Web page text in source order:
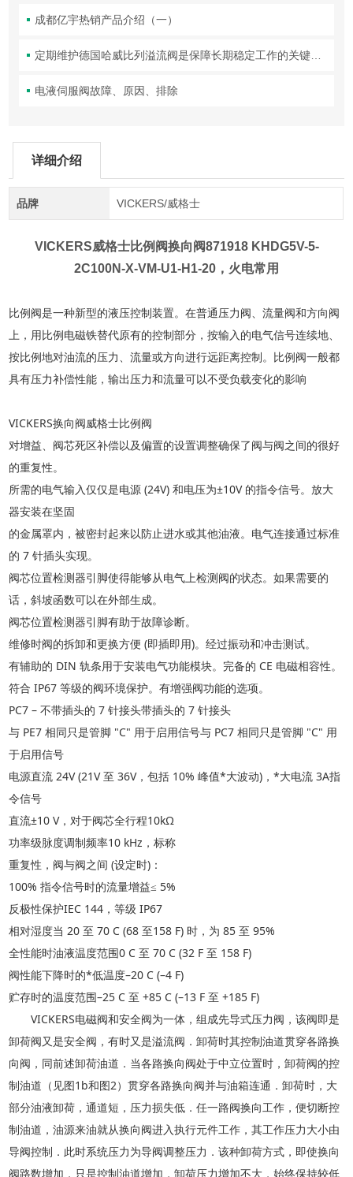
成都亿宇热销产品介绍（一）
定期维护德国哈威比列溢流阀是保障长期稳定工作的关键举措
电液伺服阀故障、原因、排除
详细介绍
品牌 VICKERS/威格士
VICKERS威格士比例阀换向阀871918 KHDG5V-5-
2C100N-X-VM-U1-H1-20，火电常用
比例阀是一种新型的液压控制装置。在普通压力阀、流量阀和方向阀
上，用比例电磁铁替代原有的控制部分，按输入的电气信号连续地、
按比例地对油流的压力、流量或方向进行远距离控制。比例阀一般都
具有压力补偿性能，输出压力和流量可以不受负载变化的影响
VICKERS换向阀威格士比例阀
对增益、阀芯死区补偿以及偏置的设置调整确保了阀与阀之间的很好
的重复性。
所需的电气输入仅仅是电源 (24V) 和电压为±10V 的指令信号。放大
器安装在坚固
的金属罩内，被密封起来以防止进水或其他油液。电气连接通过标准
的 7 针插头实现。
阀芯位置检测器引脚使得能够从电气上检测阀的状态。如果需要的
话，斜坡函数可以在外部生成。
阀芯位置检测器引脚有助于故障诊断。
维修时阀的拆卸和更换方便 (即插即用)。经过振动和冲击测试。
有辅助的 DIN 轨条用于安装电气功能模块。完备的 CE 电磁相容性。
符合 IP67 等级的阀环境保护。有增强阀功能的选项。
PC7 – 不带插头的 7 针接头带插头的 7 针接头
与 PE7 相同只是管脚 "C" 用于启用信号与 PC7 相同只是管脚 "C" 用
于启用信号
电源直流 24V (21V 至 36V，包括 10% 峰值*大波动)，*大电流 3A指
令信号
直流±10 V，对于阀芯全行程10kΩ
功率级脉度调制频率10 kHz，标称
重复性，阀与阀之间 (设定时)：
100% 指令信号时的流量增益≤ 5%
反极性保护IEC 144，等级 IP67
相对湿度当 20 至 70 C (68 至158 F) 时，为 85 至 95%
全性能时油液温度范围0 C 至 70 C (32 F 至 158 F)
阀性能下降时的*低温度–20 C (–4 F)
贮存时的温度范围–25 C 至 +85 C (–13 F 至 +185 F)
VICKERS电磁阀和安全阀为一体，组成先导式压力阀，该阀即是
卸荷阀又是安全阀，有时又是溢流阀．卸荷时其控制油道贯穿各路换
向阀，同前述卸荷油道．当各路换向阀处于中立位置时，卸荷阀的控
制油道（见图1b和图2）贯穿各路换向阀并与油箱连通．卸荷时，大
部分油液卸荷，通道短，压力损失低．任一路阀换向工作，便切断控
制油道，油源来油就从换向阀进入执行元件工作，其工作压力大小由
导阀控制．此时系统压力为导阀调整压力．该种卸荷方式，即使换向
阀路数增加，只是控制油道增加，卸荷压力增加不大，始终保持较低